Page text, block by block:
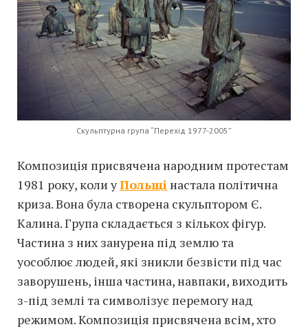
Скульптурна група “Перехід 1977-2005”
Композиція присвячена народним протестам
1981 року, коли уПольщі настала політична
криза. Вона була створена скульптором Є.
Калина. Група складається з кількох фігур.
Частина з них занурена під землю та
уособлює людей, які зникли безвісти під час
заворушень, інша частина, навпаки, виходить
з-під землі та символізує перемогу над
режимом. Композиція присвячена всім, хто